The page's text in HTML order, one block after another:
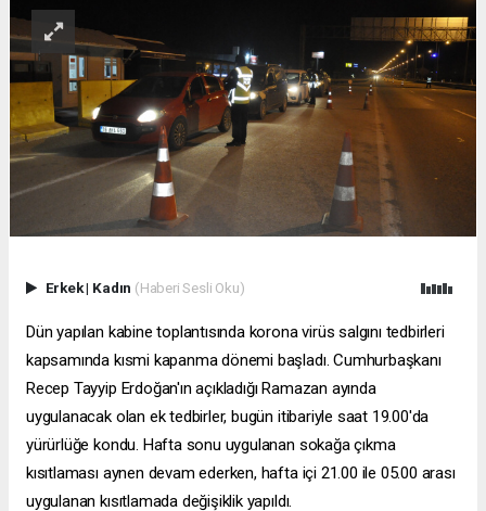
Erkek| Kadın (Haberi Sesli Oku)
Dün yapılan kabine toplantısında korona virüs salgını tedbirleri
kapsamında kısmi kapanma dönemi başladı. Cumhurbaşkanı
Recep Tayyip Erdoğan'ın açıkladığı Ramazan ayında
uygulanacak olan ek tedbirler, bugün itibariyle saat 19.00'da
yürürlüğe kondu. Hafta sonu uygulanan sokağa çıkma
kısıtlaması aynen devam ederken, hafta içi 21.00 ile 05.00 arası
uygulanan kısıtlamada değişiklik yapıldı.